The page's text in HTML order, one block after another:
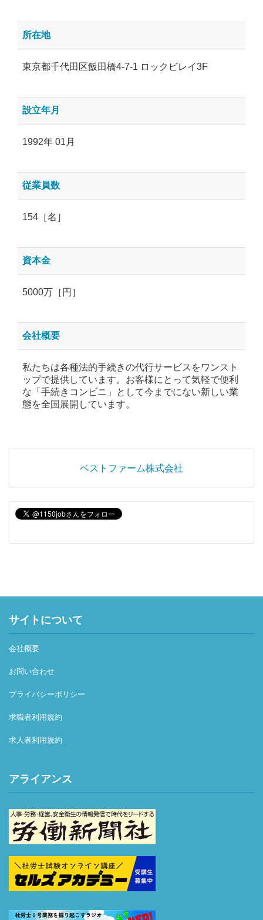
所在地
東京都千代田区飯田橋4-7-1 ロックビレイ3F
設立年月
1992年 01月
従業員数
154［名］
資本金
5000万［円］
会社概要
私たちは各種法的手続きの代行サービスをワンスト
ップで提供しています。お客様にとって気軽で便利
な「手続きコンビニ」として今までにない新しい業
態を全国展開しています。
ベストファーム株式会社
サイトについて
会社概要
お問い合わせ
プライバシーポリシー
求職者利用規約
求人者利用規約
アライアンス